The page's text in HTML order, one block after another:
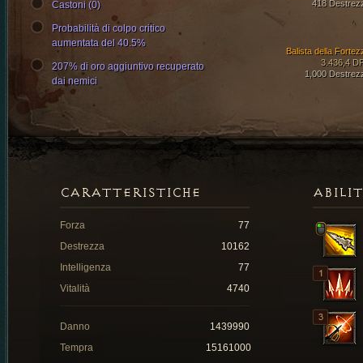
418
Balista della
3.436,4
1,000
Castoni (0)
Probabilità di colpo critico
aumentata del 40.5%
207% di oro aggiuntivo recuperato
dai nemici
CARATTERISTICHE
Forza
77
Destrezza
10162
Intelligenza
77
Vitalità
4740
Danno
1439990
Tempra
15161000